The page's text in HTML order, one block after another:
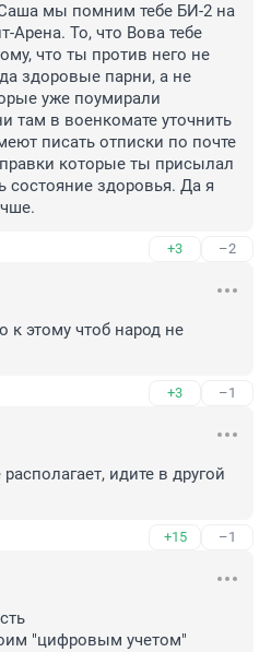
мы помним тебе БИ-2 на
Арена. То, что Вова тебе
что ты против него не
здоровые парни, а не
уже поумирали
там в военкомате уточнить
писать отписки по почте
которые ты присылал
состояние здоровья. Да я
+3 –2
к этому чтоб народ не
+3 –1
идите в другой
+15 –1
"цифровым учетом"